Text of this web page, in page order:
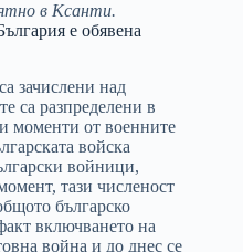
в Ксанти.
е обявена
зачислени над
са разпределени в
моменти от военните
войска
войници,
тази численост
българско
включването на
война и до днес се